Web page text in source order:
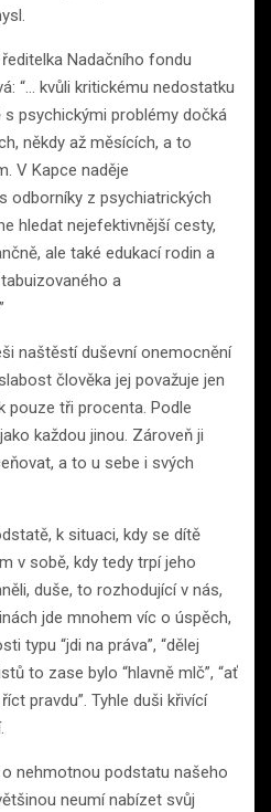
Nadačního fondu
“… kvůli kritickému nedostatku
psychickými problémy dočká
někdy až měsících, a to
V Kapce naděje
odborníky z psychiatrických
hledat nejefektivnější cesty,
ale také edukací rodin a
a
naštěstí duševní onemocnění
člověka jej považuje jen
pouze tři procenta. Podle
každou jinou. Zároveň ji
a to u sebe i svých
k situaci, kdy se dítě
v sobě, kdy tedy trpí jeho
duše, to rozhodující v nás,
jde mnohem víc o úspěch,
typu “jdi na práva”, “dělej
to zase bylo “hlavně mlč”, “ať
pravdu”. Tyhle duši křivící
nehmotnou podstatu našeho
neumí nabízet svůj